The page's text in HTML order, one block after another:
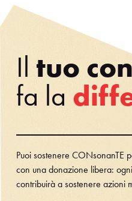
Il tuo
fa la
Puoi sostenere CONsonanTE
con una donazione libera:
contribuirà a sostenere azioni